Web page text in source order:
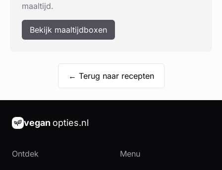
maaltijd.
Bekijk maaltijdboxen
← Terug naar recepten
vegan opties.nl
Ontdek
Menu